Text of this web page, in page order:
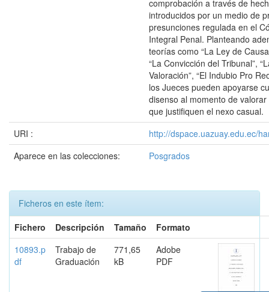
comprobación a través de
introducidos por un medio de
presunciones regulada en el
Integral Penal. Planteando
teorías como “La Ley de
“La Convicción del Tribunal”,
Valoración”, “El Indubio Pro
los Jueces pueden apoyarse
disenso al momento de
que justifiquen el nexo casual.
URI :
http://dspace.uazuay.edu.ec/
Aparece en las colecciones:
Posgrados
Ficheros en este ítem:
Fichero
Descripción Tamaño
Formato
10893.p
df
Trabajo de
Graduación
771,65
kB
Adobe
PDF